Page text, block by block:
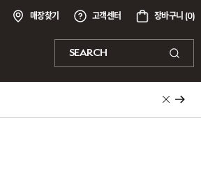
매장찾기 고객센터 장바구니 (0)
SEARCH